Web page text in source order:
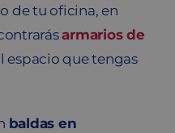
de tu oficina, en
armarios de
espacio que tengas
baldas en